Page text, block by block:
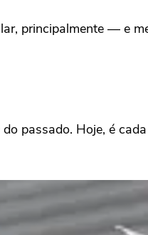
principalmente — e
passado. Hoje, é